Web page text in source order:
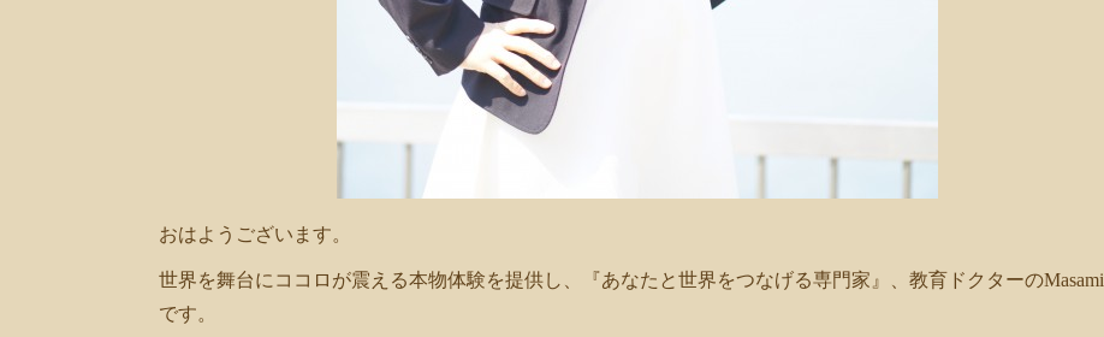
おはようございます。
世界を舞台にココロが震える本物体験を提供し、『あなたと世界をつなげる専門家』、教育ドクターのMasami
です。